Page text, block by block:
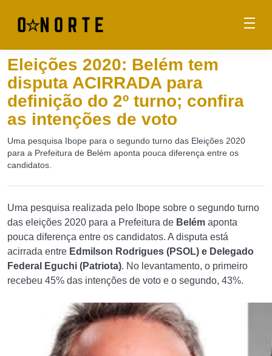
Eleições 2020: Belém tem
disputa ACIRRADA para
definição do 2º turno; confira
as intenções de voto
Uma pesquisa Ibope para o segundo turno das Eleições 2020
para a Prefeitura de Belém aponta pouca diferença entre os
candidatos.
Uma pesquisa realizada pelo Ibope sobre o segundo turno
das eleições 2020 para a Prefeitura de Belém aponta
pouca diferença entre os candidatos. A disputa está
acirrada entre Edmilson Rodrigues (PSOL) e Delegado
Federal Eguchi (Patriota). No levantamento, o primeiro
recebeu 45% das intenções de voto e o segundo, 43%.